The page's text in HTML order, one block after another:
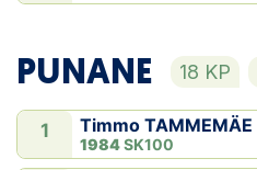
PUNANE 18 KP
1 Timmo TAMMEMÄE
1984SK100